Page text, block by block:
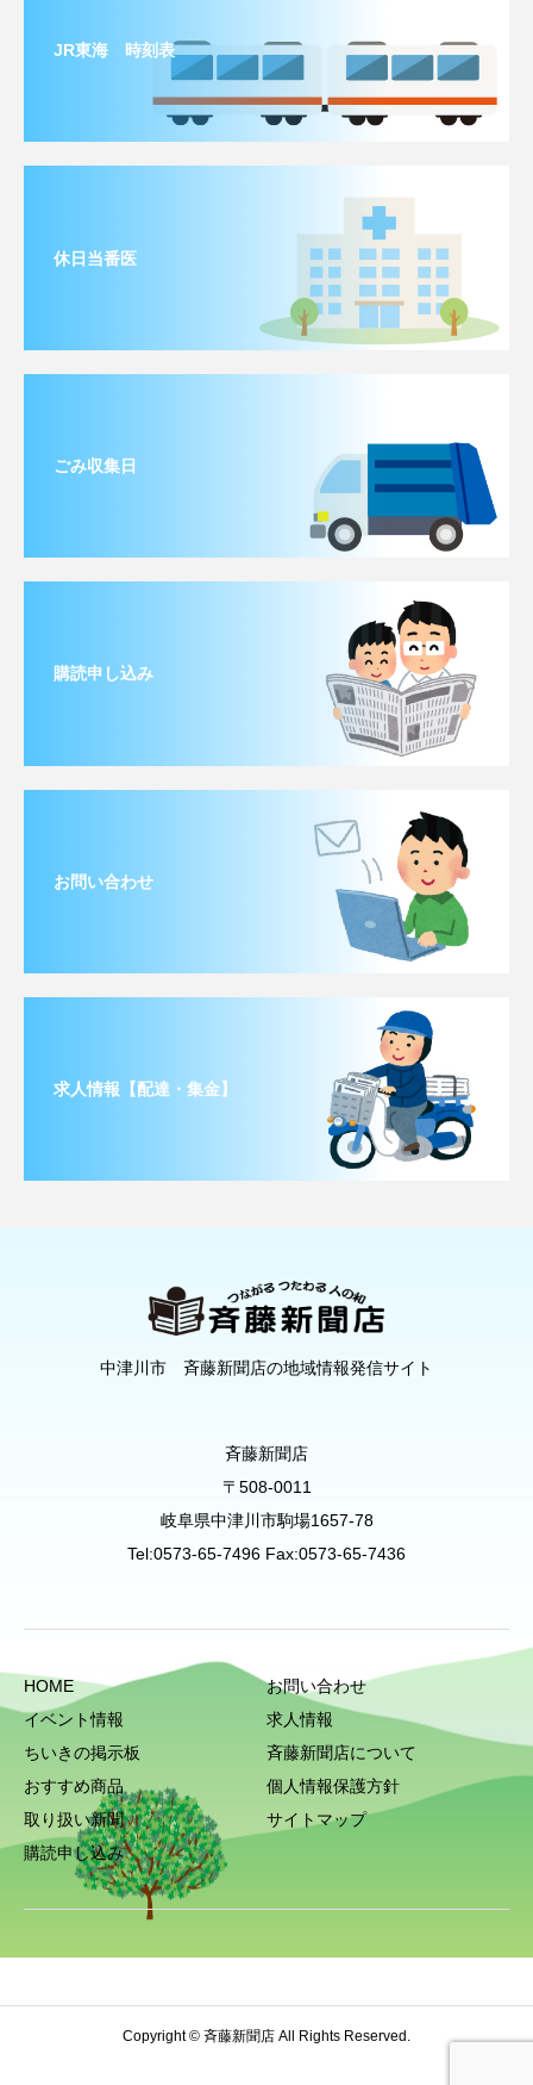
JR東海 時刻表
休日当番医
ごみ収集日
購読申し込み
お問い合わせ
求人情報【配達・集金】
中津川市 斉藤新聞店の地域情報発信サイト
斉藤新聞店
〒508-0011
岐阜県中津川市駒場1657-78
Tel:0573-65-7496 Fax:0573-65-7436
HOME
イベント情報
ちいきの掲示板
おすすめ商品
取り扱い新聞
購読申し込み
お問い合わせ
求人情報
斉藤新聞店について
個人情報保護方針
サイトマップ
Copyright © 斉藤新聞店 All Rights Reserved.